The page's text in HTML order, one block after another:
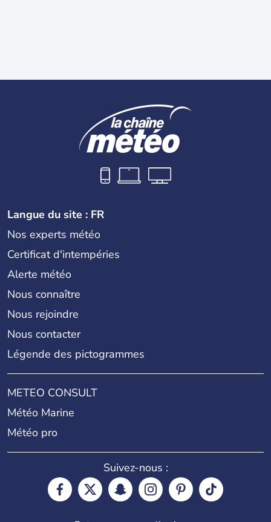
Langue du site : FR
Nos experts météo
Certificat d'intempéries
Alerte météo
Nous connaître
Nous rejoindre
Nous contacter
Légende des pictogrammes
METEO CONSULT
Météo Marine
Météo pro
Suivez-nous :